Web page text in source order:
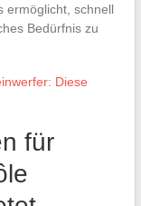
ermöglicht, schnell
Bedürfnis zu
Diese
für